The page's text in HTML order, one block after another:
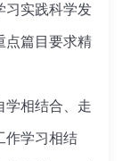
习实践科学发
点篇目要求精
相结合、走
作学习相结